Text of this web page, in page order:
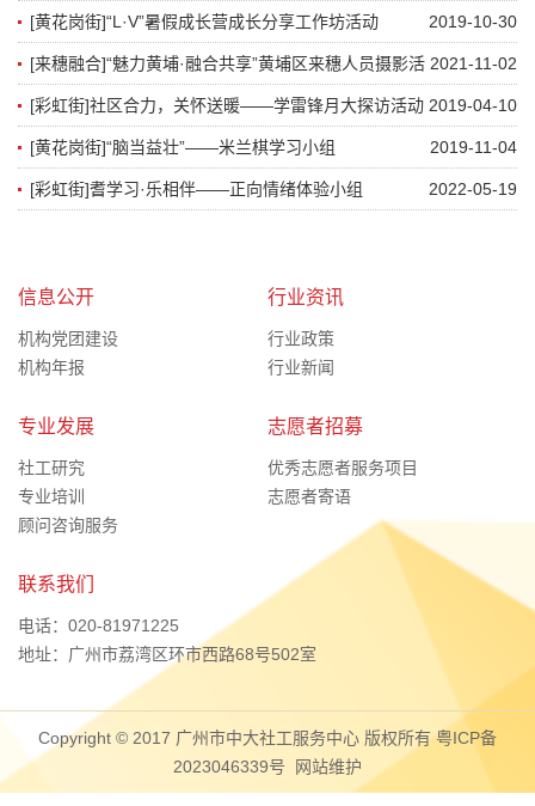
2019-10-30
[黄花岗街]“L·V”暑假成长营成长分享工作坊活动
2021-11-02
[来穗融合]“魅力黄埔·融合共享”黄埔区来穗人员摄影活
动圆满落幕！ 2019-04-10
[彩虹街]社区合力，关怀送暖——学雷锋月大探访活动
2019-11-04
[黄花岗街]“脑当益壮”——米兰棋学习小组
2022-05-19
[彩虹街]耆学习·乐相伴——正向情绪体验小组
信息公开
机构党团建设
机构年报
行业资讯
行业政策
行业新闻
专业发展
社工研究
专业培训
顾问咨询服务
志愿者招募
优秀志愿者服务项目
志愿者寄语
联系我们
电话：020-81971225
地址：广州市荔湾区环市西路68号502室
Copyright © 2017 广州市中大社工服务中心 版权所有粤ICP备
2023046339号
网站维护